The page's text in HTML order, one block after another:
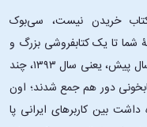
خریدن نیست، سی‌بوک
شما تا یک کتابفروشی بزرگ و
پروپیمون تنها به اندازۀ یک کلیک شده. چند سال پیش، یعنی سال ۱۳۹۳، چند
دور هم جمع شدند؛ اون‌
داشت بین کاربرهای ایرانی پا